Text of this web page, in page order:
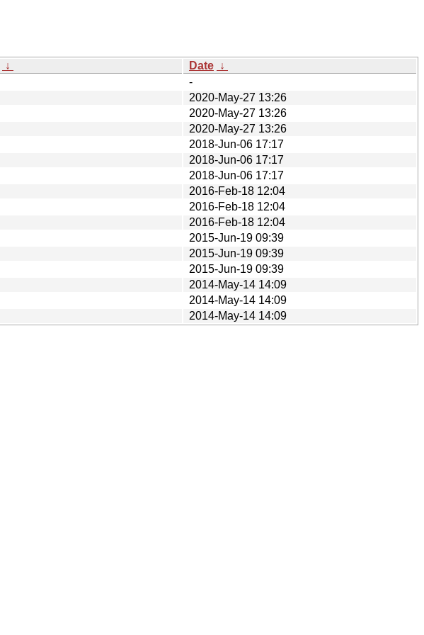
↓ Date ↓
-
2020-May-27 13:26
2020-May-27 13:26
2020-May-27 13:26
2018-Jun-06 17:17
2018-Jun-06 17:17
2018-Jun-06 17:17
2016-Feb-18 12:04
2016-Feb-18 12:04
2016-Feb-18 12:04
2015-Jun-19 09:39
2015-Jun-19 09:39
2015-Jun-19 09:39
2014-May-14 14:09
2014-May-14 14:09
2014-May-14 14:09